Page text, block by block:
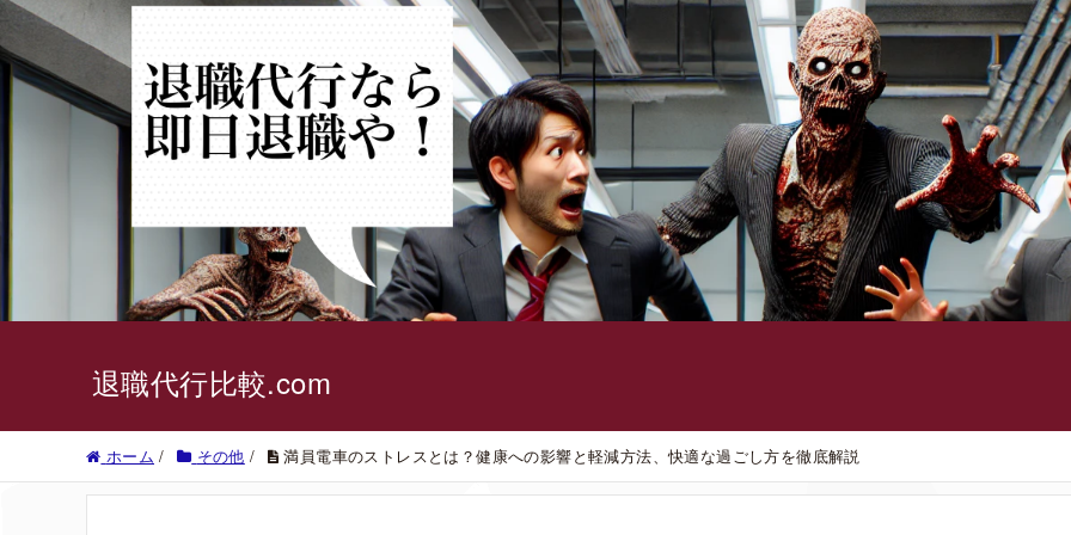
退職代行比較.com
ホーム / その他 / 満員電車のストレスとは？健康への影響と軽減方法、快適な過ごし方を徹底解説